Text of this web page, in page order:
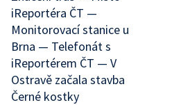
iReportéra ČT —
Monitorovací stanice u
Brna — Telefonát s
iReportérem ČT — V
Ostravě začala stavba
Černé kostky